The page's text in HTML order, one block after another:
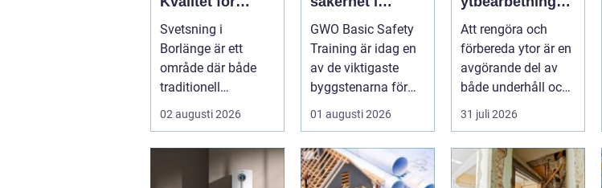
industri och
konstruktion
Svetsning i
Borlänge är ett
område där både
traditionell
verkstadsindustr...
02 augusti 2026
vindkraftsbrans
chen
GWO Basic Safety
Training är idag en
av de viktigaste
byggstenarna för
alla som vill arbet...
01 augusti 2026
för proffs och
hantverkare
Att rengöra och
förbereda ytor är en
avgörande del av
både underhåll och
renovering. Färg,
rost, smu...
31 juli 2026